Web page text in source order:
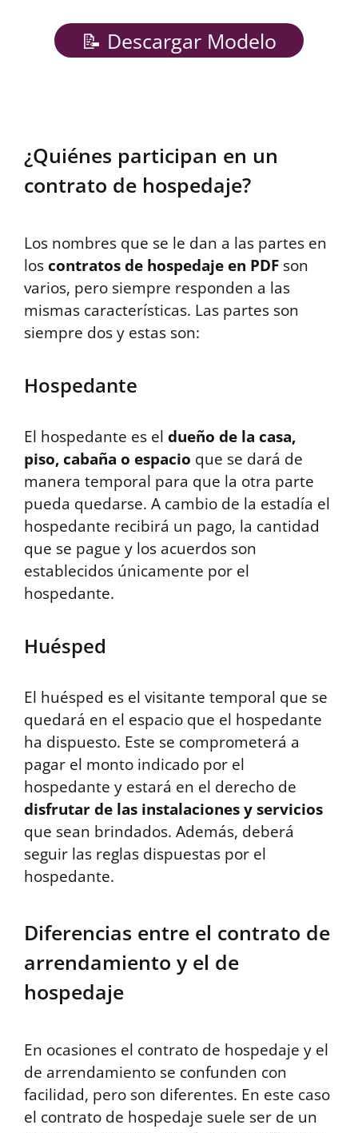
📝 Descargar Modelo
¿Quiénes participan en un
contrato de hospedaje?
Los nombres que se le dan a las partes en
loscontratos de hospedaje en PDF son
varios, pero siempre responden a las
mismas características. Las partes son
siempre dos y estas son:
Hospedante
El hospedante es el dueño de la casa,
piso, cabaña o espacio que se dará de
manera temporal para que la otra parte
pueda quedarse. A cambio de la estadía el
hospedante recibirá un pago, la cantidad
que se pague y los acuerdos son
establecidos únicamente por el
hospedante.
Huésped
El huésped es el visitante temporal que se
quedará en el espacio que el hospedante
ha dispuesto. Este se comprometerá a
pagar el monto indicado por el
hospedante y estará en el derecho de
disfrutar de las instalaciones y servicios
que sean brindados. Además, deberá
seguir las reglas dispuestas por el
hospedante.
Diferencias entre el contrato de
arrendamiento y el de
hospedaje
En ocasiones el contrato de hospedaje y el
de arrendamiento se confunden con
facilidad, pero son diferentes. En este caso
el contrato de hospedaje suele ser de un